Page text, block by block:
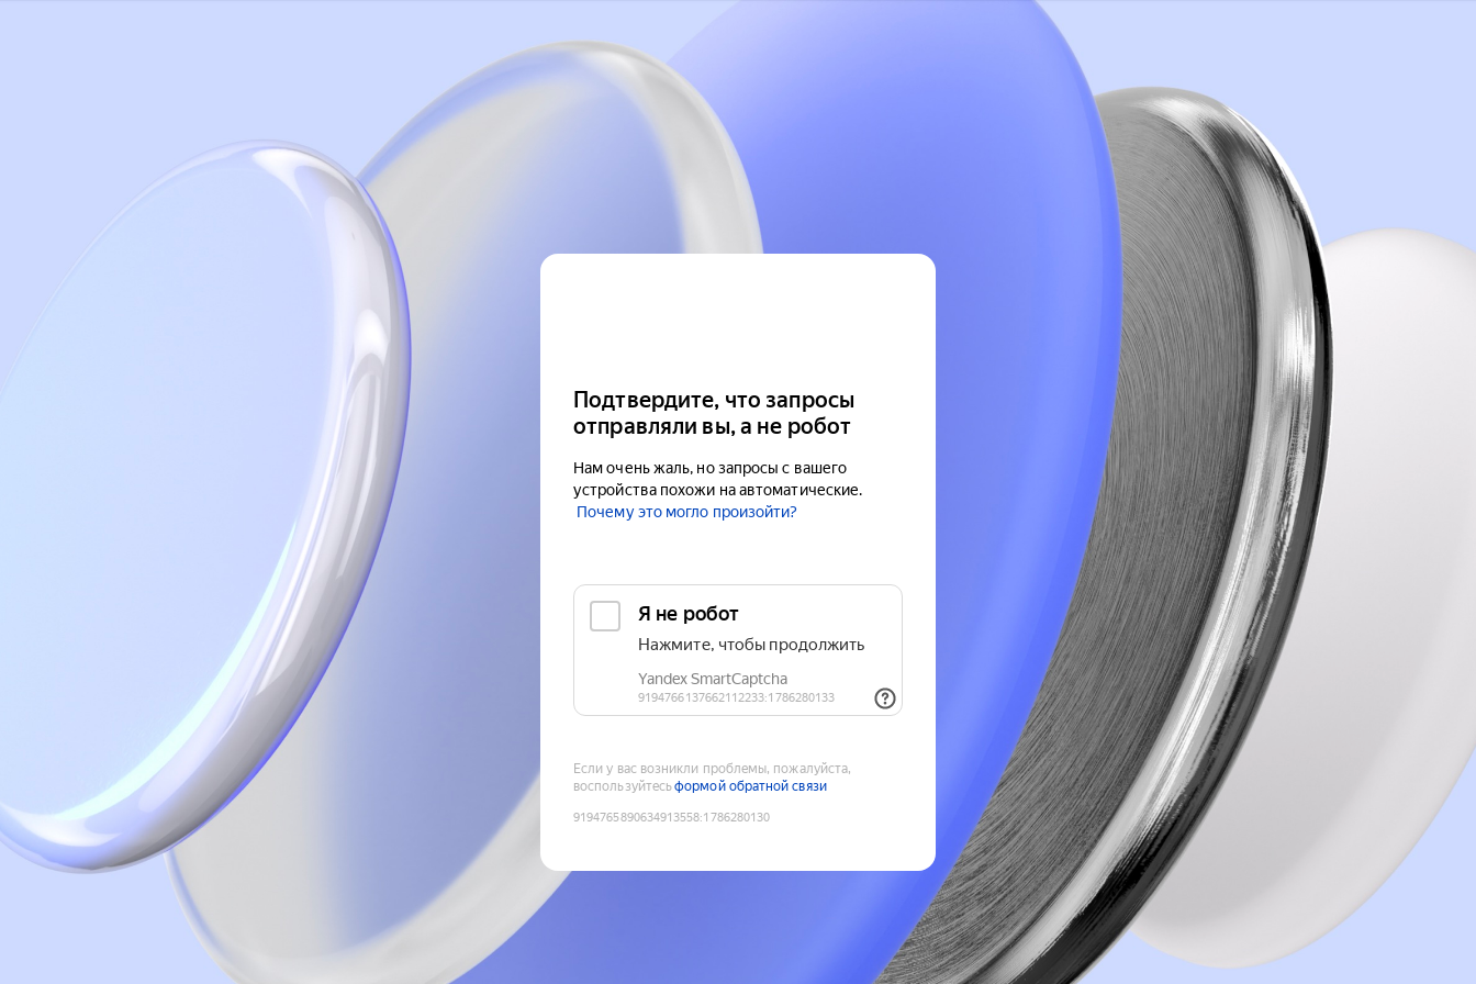
Подтвердите, что запросы
отправляли вы, а не робот
Нам очень жаль, но запросы с вашего
устройства похожи на автоматические.
Почему это могло произойти?
Если у вас возникли проблемы, пожалуйста,
воспользуйтесьформой обратной связи
9194765890634913558:1786280130